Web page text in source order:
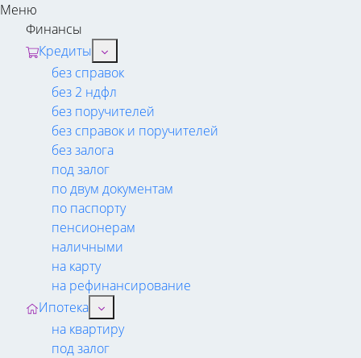
Меню
Финансы
Кредиты
без справок
без 2 ндфл
без поручителей
без справок и поручителей
без залога
под залог
по двум документам
по паспорту
пенсионерам
наличными
на карту
на рефинансирование
Ипотека
на квартиру
под залог